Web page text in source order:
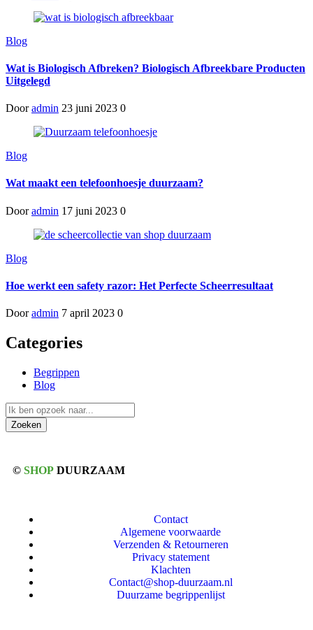
Blog
Wat is Biologisch Afbreken? Biologisch Afbreekbare Producten
Uitgelegd
Door admin 23 juni 2023 0
Blog
Wat maakt een telefoonhoesje duurzaam?
Door admin 17 juni 2023 0
Blog
Hoe werkt een safety razor: Het Perfecte Scheerresultaat
Door admin 7 april 2023 0
Categories
Begrippen
Blog
© SHOP DUURZAAM
Contact
Algemene voorwaarde
Verzenden & Retourneren
Privacy statement
Klachten
Contact@shop-duurzaam.nl
Duurzame begrippenlijst